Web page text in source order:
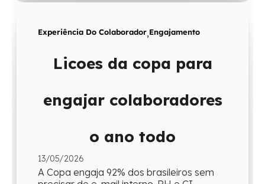
Experiência Do Colaborador,Engajamento
Licoes da copa para
engajar colaboradores
o ano todo
13/05/2026
A Copa engaja 92% dos brasileiros sem